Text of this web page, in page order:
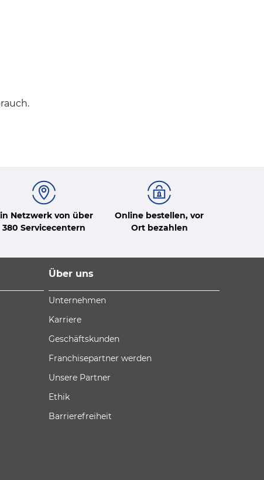
Netzwerk von über
380 Servicecentern
Online bestellen, vor
Ort bezahlen
Über uns
Unternehmen
Karriere
Geschäftskunden
Franchisepartner werden
Unsere Partner
Ethik
Barrierefreiheit